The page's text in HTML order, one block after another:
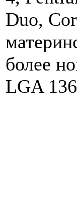
Duo,
более
LGA